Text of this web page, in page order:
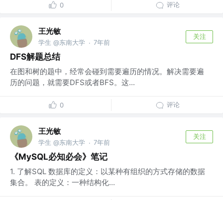
0 评论
王光敏
学生 @东南大学 · 7年前
关注
DFS解题总结
在图和树的题中，经常会碰到需要遍历的情况。解决需要遍
历的问题，就需要DFS或者BFS。这...
0 评论
王光敏
学生 @东南大学 · 7年前
关注
《MySQL必知必会》笔记
1. 了解SQL 数据库的定义：以某种有组织的方式存储的数据
集合。 表的定义：一种结构化...